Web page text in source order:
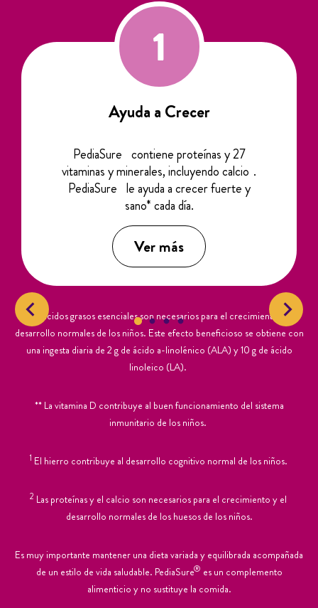
Ayuda a Crecer
PediaSure®
contiene proteínas y 27
vitaminas y minerales, incluyendo calcio2 .
PediaSure®
le ayuda a crecer fuerte y
sano* cada día.
Ver más
*Los ácidos grasos esenciales son necesarios para el crecimiento y el
desarrollo normales de los niños. Este efecto beneficioso se obtiene con
una ingesta diaria de 2 g de ácido a-linolénico (ALA) y 10 g de ácido
linoleico (LA).
** La vitamina D contribuye al buen funcionamiento del sistema
inmunitario de los niños.
1 El hierro contribuye al desarrollo cognitivo normal de los niños.
2 Las proteínas y el calcio son necesarios para el crecimiento y el
desarrollo normales de los huesos de los niños.
Es muy importante mantener una dieta variada y equilibrada acompañada
de un estilo de vida saludable. PediaSure® es un complemento
alimenticio y no sustituye la comida.